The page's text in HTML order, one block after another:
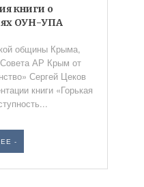
книги о
ОУН-УПА
общины Крыма,
Совета АР Крым от
Сергей Цеков
книги «Горькая
-